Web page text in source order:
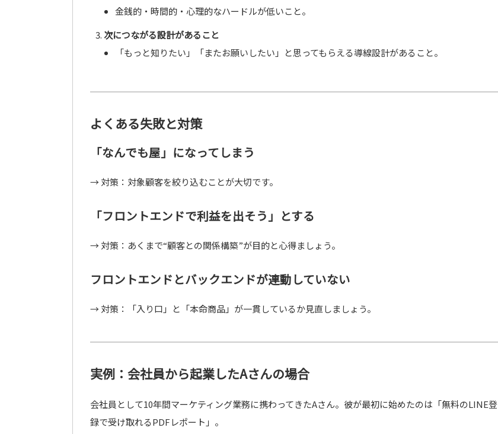
金銭的・時間的・心理的なハードルが低いこと。
次につながる設計があること
「もっと知りたい」「またお願いしたい」と思ってもらえる導線設計があること。
よくある失敗と対策
「なんでも屋」になってしまう
→ 対策：対象顧客を絞り込むことが大切です。
「フロントエンドで利益を出そう」とする
→ 対策：あくまで“顧客との関係構築”が目的と心得ましょう。
フロントエンドとバックエンドが連動していない
→ 対策：「入り口」と「本命商品」が一貫しているか見直しましょう。
実例：会社員から起業したAさんの場合
会社員として10年間マーケティング業務に携わってきたAさん。彼が最初に始めたのは「無料のLINE登
録で受け取れるPDFレポート」。